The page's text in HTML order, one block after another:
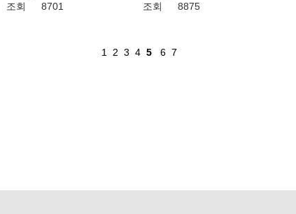
조회
8701
조회
8875
1 2 3 4 5 6 7